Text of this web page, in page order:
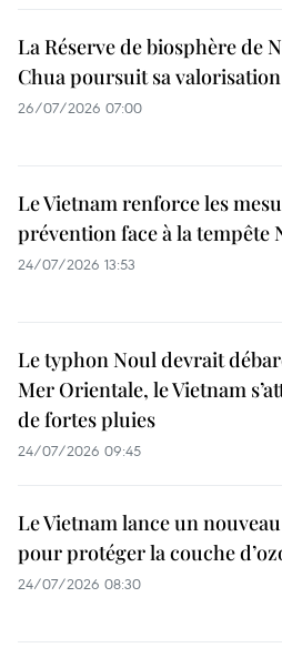
La Réserve de biosphère de
Chua poursuit sa valorisation
26/07/2026 07:00
Le Vietnam renforce les
prévention face à la tempête
24/07/2026 13:53
Le typhon Noul devrait
Mer Orientale, le Vietnam
de fortes pluies
24/07/2026 09:45
Le Vietnam lance un
pour protéger la couche
24/07/2026 08:30